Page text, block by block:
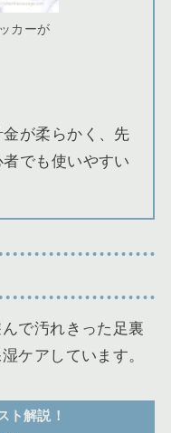
カーが
が柔らかく、先
でも使いやすい
で汚れきった足裏
ケアしています。
ト解説！